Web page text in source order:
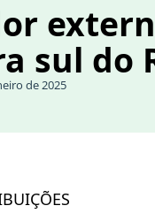
sul do
de 2025